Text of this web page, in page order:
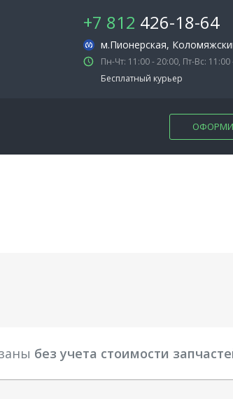
+7 812 426-18-64
м.Пионерская,
Пн-Чт: 11:00 - 20:00, Пт-Вс: 11:00
Бесплатный курьер
без учета стоимости